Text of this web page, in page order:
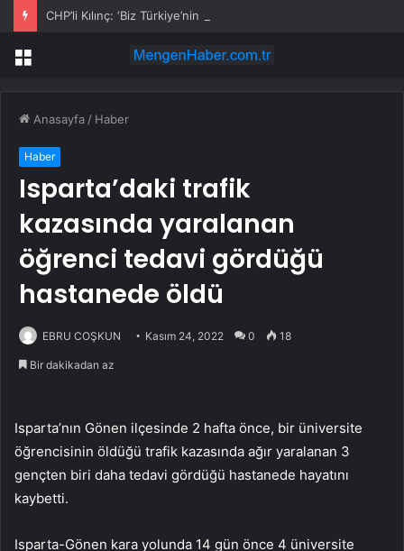
CHP’li Kılınç: ‘Biz Türkiye’nin Geleceğinin Güvencesiyiz’
Menü
Anasayfa / Haber
Haber
Isparta’daki trafik
kazasında yaralanan
öğrenci tedavi gördüğü
hastanede öldü
EBRU COŞKUN Kasım 24, 2022 0 18
Bir dakikadan az
Isparta’nın Gönen ilçesinde 2 hafta önce, bir üniversite
öğrencisinin öldüğü trafik kazasında ağır yaralanan 3
gençten biri daha tedavi gördüğü hastanede hayatını
kaybetti.
Isparta-Gönen kara yolunda 14 gün önce 4 üniversite